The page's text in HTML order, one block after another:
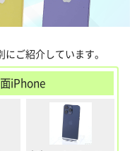
ご紹介しています。
iPhone